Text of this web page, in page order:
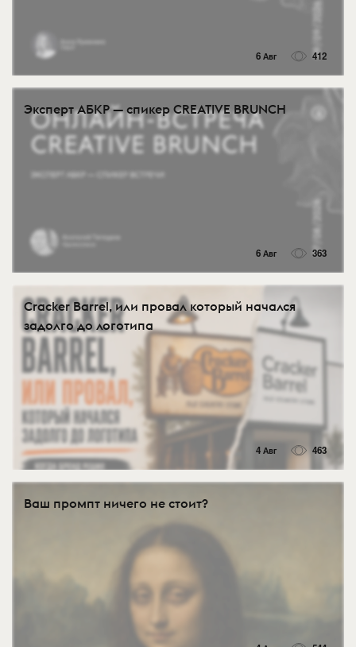
6 Авг 412
Эксперт АБКР — спикер CREATIVE BRUNCH
6 Авг 363
Cracker Barrel, или провал который начался
задолго до логотипа
4 Авг 463
Ваш промпт ничего не стоит?